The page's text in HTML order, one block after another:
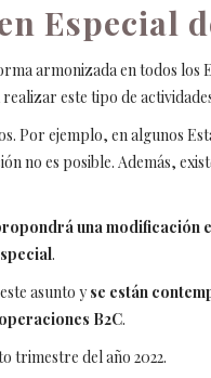
Especial
armonizada en todos
este tipo de
Por ejemplo, en algunos
no es posible. Además,
una modificación
.
asunto yse están
B2C.
trimestre del año 2022.